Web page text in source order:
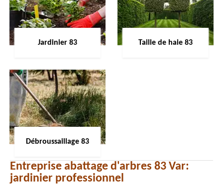
Jardinier 83 Taille de haie 83
Débroussaillage 83
Entreprise abattage d'arbres 83 Var:
jardinier professionnel